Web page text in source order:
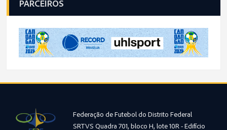
PARCEIROS
Federação de Futebol do Distrito Federal
SRTVS Quadra 701, bloco H, lote 10R - Edifício